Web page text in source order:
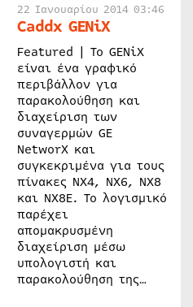
22 Ιανουαρίου 2014 03:46
Caddx GENiX
Featured | Το GENiX
είναι ένα γραφικό
περιβάλλον για
παρακολούθηση και
διαχείριση των
συναγερμών GE
NetworX και
συγκεκριμένα για τους
πίνακες NX4, NX6, NX8
και NX8E. Το λογισμικό
παρέχει
απομακρυσμένη
διαχείριση μέσω
υπολογιστή και
παρακολούθηση της…